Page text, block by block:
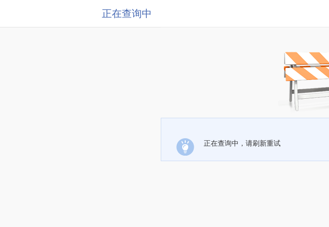
正在查询中
正在查询中，请刷新重试